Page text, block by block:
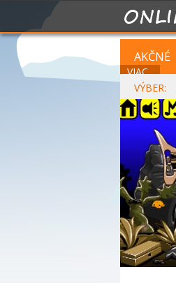
AKČNÉ
VIAC...
VÝBER: